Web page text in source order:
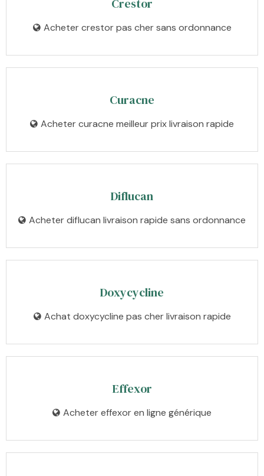
Crestor
Acheter crestor pas cher sans ordonnance
Curacne
Acheter curacne meilleur prix livraison rapide
Diflucan
Acheter diflucan livraison rapide sans ordonnance
Doxycycline
Achat doxycycline pas cher livraison rapide
Effexor
Acheter effexor en ligne générique